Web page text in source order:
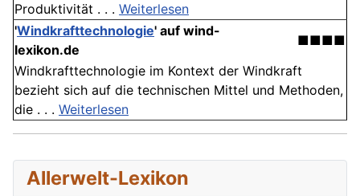
Produktivität . . . Weiterlesen
'Windkrafttechnologie' auf wind-
lexikon.de
■■■■
Windkrafttechnologie im Kontext der Windkraft
bezieht sich auf die technischen Mittel und Methoden,
die . . . Weiterlesen
Allerwelt-Lexikon